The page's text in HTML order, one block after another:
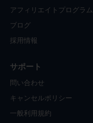
アフィリエイトプログラム
ブログ
採用情報
サポート
問い合わせ
キャンセルポリシー
一般利用規約